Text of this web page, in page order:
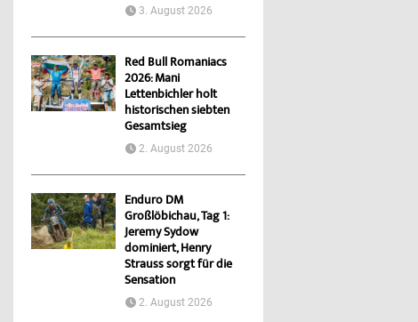
3. August 2026
Red Bull Romaniacs
2026: Mani
Lettenbichler holt
historischen siebten
Gesamtsieg
2. August 2026
Enduro DM
Großlöbichau, Tag 1:
Jeremy Sydow
dominiert, Henry
Strauss sorgt für die
Sensation
2. August 2026